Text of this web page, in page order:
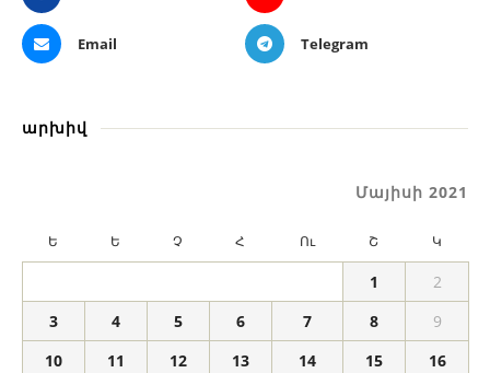
Email Telegram
արխիվ
Մայիսի 2021
Ե Ե Չ Հ Ու Շ Կ
1
2
3
4 5 6 7 8
9
10
11 12 13 14 15
16